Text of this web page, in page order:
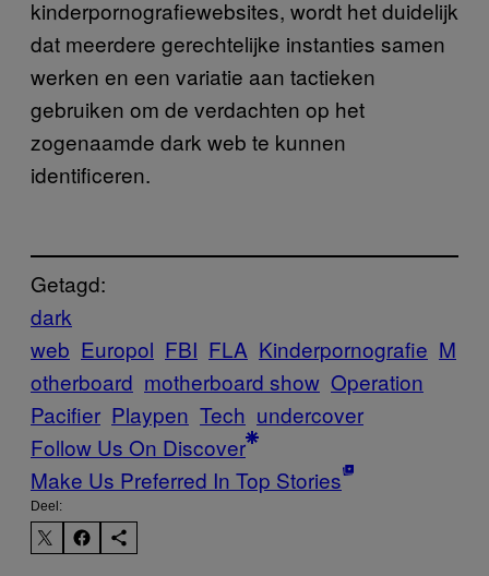
kinderpornografiewebsites, wordt het duidelijk
dat meerdere gerechtelijke instanties samen
werken en een variatie aan tactieken
gebruiken om de verdachten op het
zogenaamde dark web te kunnen
identificeren.
Getagd:
dark
web Europol FBI FLA Kinderpornografie M
otherboard motherboard show Operation
Pacifier Playpen Tech undercover
Follow Us On Discover
Make Us Preferred In Top Stories
Deel: